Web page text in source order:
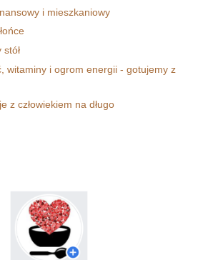
i mieszkaniowy
witaminy i ogrom energii - gotujemy z
z człowiekiem na długo